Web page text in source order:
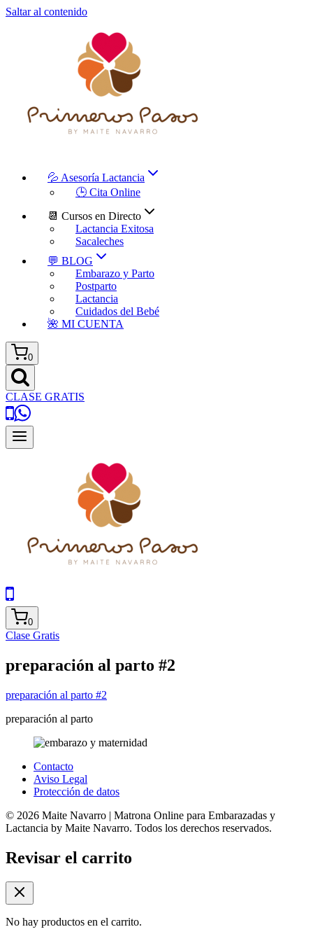
Saltar al contenido
💦 Asesoría Lactancia
🕒 Cita Online
📆 Cursos en Directo
Lactancia Exitosa
Sacaleches
💬 BLOG
Embarazo y Parto
Postparto
Lactancia
Cuidados del Bebé
🌺 MI CUENTA
0
CLASE GRATIS
0
Clase Gratis
preparación al parto #2
preparación al parto #2
preparación al parto
Contacto
Aviso Legal
Protección de datos
© 2026 Maite Navarro | Matrona Online para Embarazadas y
Lactancia by Maite Navarro. Todos los derechos reservados.
Revisar el carrito
No hay productos en el carrito.